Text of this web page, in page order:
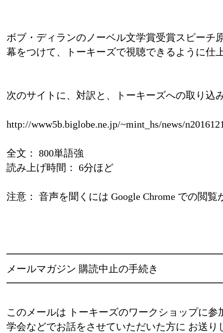
ボブ・ディランのノーベル文学賞受賞スピーチ
幕をつけて、トーキーズで視聴できるように仕
次のサイトに、対訳と、トーキーズへの取り込
http://www5b.biglobe.ne.jp/~mint_hs/news/
全文： 800単語強
読み上げ時間： 6分ほど
注意： 音声を聞くには Google Chrome での閲覧
メールマガジン 購読中止の手続き
このメールは トーキーズのワークショップに参
学会などでお話をさせていただいた方に お送り